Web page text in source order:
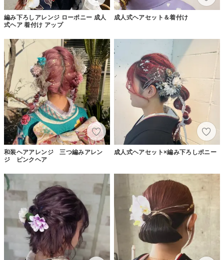
編み下ろしアレンジ ローポニー 成人
式ヘア 着付け アップ
成人式ヘアセット＆着付け
和装ヘアアレンジ 三つ編みアレン
ジ ピンクヘア
成人式ヘアセット×編み下ろしポニー